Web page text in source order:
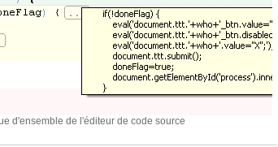
d'ensemble de l'éditeur de code source